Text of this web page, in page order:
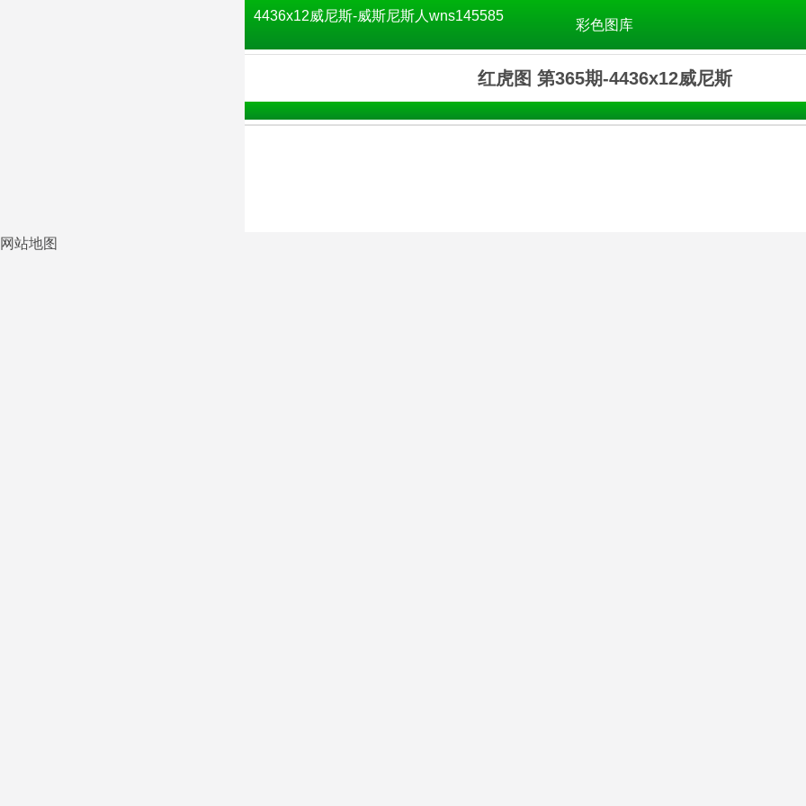
4436x12威尼斯-威斯尼斯人wns145585
彩色图库
红虎图 第365期-4436x12威尼斯
网站地图